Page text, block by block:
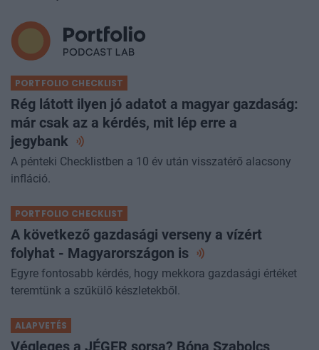
PORTFOLIO CHECKLIST
Rég látott ilyen jó adatot a magyar gazdaság:
már csak az a kérdés, mit lép erre a
jegybank
A pénteki Checklistben a 10 év után visszatérő alacsony
PORTFOLIO CHECKLIST
A következő gazdasági verseny a vízért
folyhat - Magyarországonis
Egyre fontosabb kérdés, hogy mekkora gazdasági értéket
ALAPVETÉS